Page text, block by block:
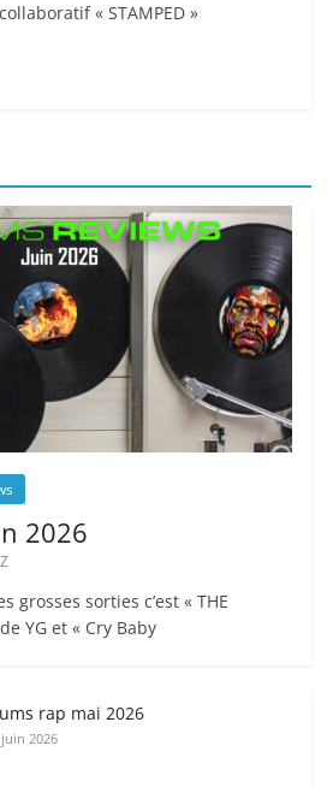
« STAMPED »
2026
grosses sorties c’est « THE
de YG et « Cry Baby
rap mai 2026
2026